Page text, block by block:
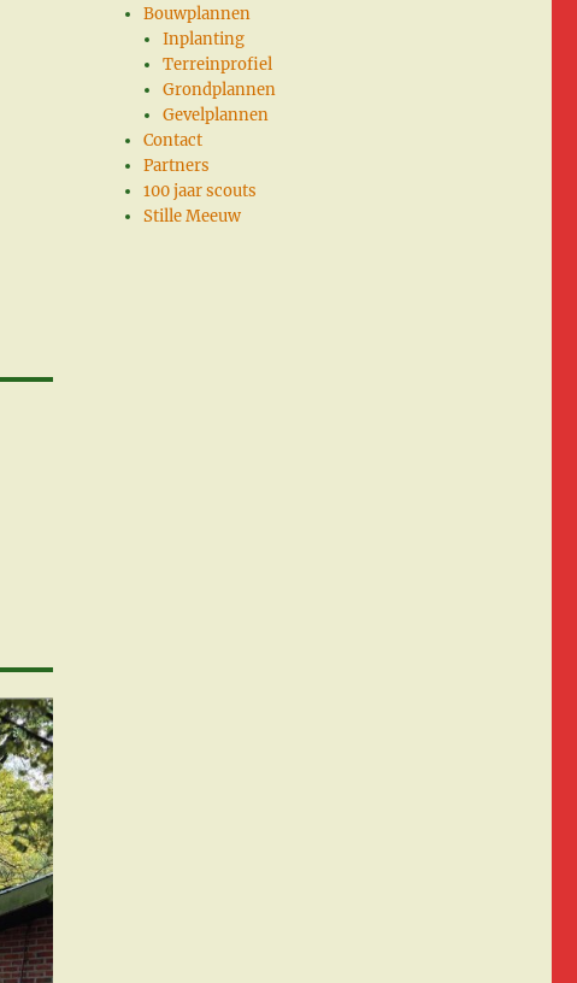
Bouwplannen
Inplanting
Terreinprofiel
Grondplannen
Gevelplannen
Contact
Partners
100 jaar scouts
Stille Meeuw